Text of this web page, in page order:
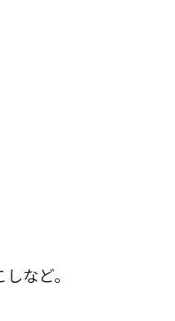
など。